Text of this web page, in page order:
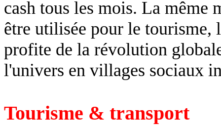
cash tous les mois. La même
être utilisée pour le
profite de la révolution
l'univers en villages sociaux
Tourisme & transport